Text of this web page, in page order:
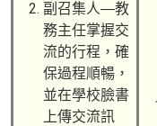
副召集人—教
務主任掌握交
流的行程，確
保過程順暢，
並在學校臉書
上傳交流訊